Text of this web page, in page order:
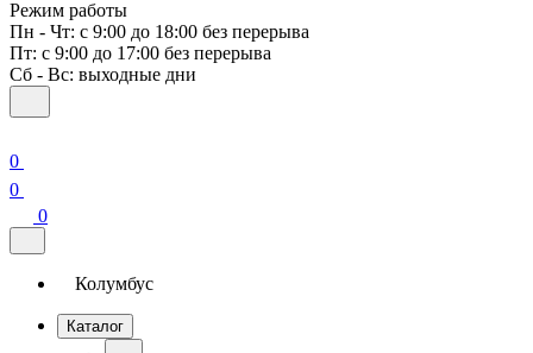
Режим работы
Пн - Чт: с 9:00 до 18:00 без перерыва
Пт: с 9:00 до 17:00 без перерыва
Сб - Вс: выходные дни
0
0
0
Колумбус
Каталог